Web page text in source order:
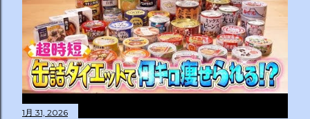
1月 31, 2026